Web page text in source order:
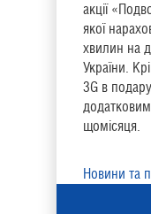
акції
якої
хвилин на
України.
3G в
щомісяця.
Новини та